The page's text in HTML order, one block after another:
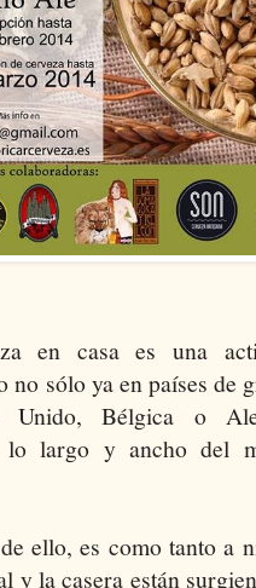
en casa es una
no sólo ya en países de
Unido, Bélgica o
lo largo y ancho del
ello, es como tanto a
y la casera están